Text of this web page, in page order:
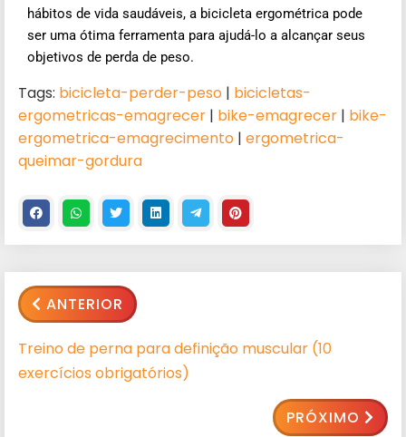
hábitos de vida saudáveis, a bicicleta ergométrica pode
ser uma ótima ferramenta para ajudá-lo a alcançar seus
objetivos de perda de peso.
Tags: bicicleta-perder-peso | bicicletas-
ergometricas-emagrecer | bike-emagrecer | bike-
ergometrica-emagrecimento | ergometrica-
queimar-gordura
ANTERIOR
Treino de perna para definição muscular (10
exercícios obrigatórios)
PRÓXIMO